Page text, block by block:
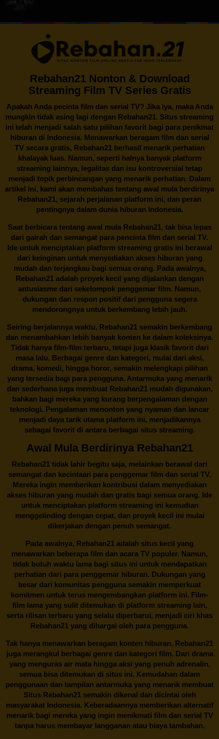
Rebahan21 Nonton & Download
Streaming Film TV Series Gratis
Apakah Anda pecinta film dan serial TV? Jika iya, maka Anda
mungkin tidak asing lagi dengan Rebahan21. Situs streaming
ini telah menjadi salah satu pilihan favorit bagi para penikmat
hiburan di Indonesia. Menawarkan beragam film dan serial
TV secara gratis, Rebahan21berhasil menarik perhatian
khalayak luas. Namun, seperti halnya banyak platform
streaming lainnya, legalitas dan isu kontroversial tetap
menjadi topik perbincangan yang menarik perhatian. Dalam
artikel ini, kami akan membahas tentang awal mula berdirinya
Rebahan21, sejarah perjalanan platform ini, dan peran
pentingnya dalam dunia hiburan Indonesia.
Saat berbicara tentang awal mula Rebahan21, tak bisa lepas
dari gairah dan semangat para pencinta film dan serial TV.
Ide untuk menciptakan platform streaming gratis ini berawal
dari keinginan untuk menyediakan akses hiburan yang
mudah dan terjangkau bagi semua orang. Pada awalnya,
Rebahan21 adalah proyek kecil yang dijalankan dengan
antusiasme dari sekelompok penggemar film. Namun,
dukungan dan respon positif dari pengguna segera
mendorongnya untuk berkembang lebih jauh.
Seiring berjalannya waktu, Rebahan21 semakin berkembang
dan menambahkan lebih banyak konten ke dalam koleksinya.
Tidak hanya film-film terbaru, tetapi juga klasik favorit dari
masa lalu. Berbagai genre dan kategori, mulai dari aksi,
drama, komedi, hingga horor, semakin melengkapi pilihan
yang tersedia bagi para pengguna. Antarmuka yang menarik
dan sederhana juga membuatRebahan21mudah digunakan,
bahkan bagi mereka yang kurang berpengalaman dengan
teknologi. Pengalaman menonton yang nyaman dan lancar
menjadi daya tarik utama platform ini, menjadikannya
sebagai favorit di antara berbagai situs streaming.
Awal Mula Berdirinya Rebahan21
Rebahan21 tidak lahir begitu saja, melainkan berawal dari
semangat dan kecintaan para penggemar film dan serial TV.
Mereka ingin memberikan kontribusi dalam menyediakan
akses hiburan yang mudah dan gratis bagi semua orang. Ide
untuk menciptakan platform streaming ini kemudian
menggelinding dengan cepat, dan proyek kecil ini mulai
dikerjakan dengan penuh semangat.
Pada awalnya, Rebahan21 adalah situs kecil yang
menawarkan beberapa film dan acara TV populer. Namun,
tidak butuh waktu lama bagi situs ini untuk mendapatkan
perhatian dari para penggemar hiburan. Dukungan yang
besar dari komunitas pengguna semakin memperkuat
komitmen untuk terus mengembangkan platform ini. Film-
film lama yang sulit ditemukan di platform streaming lain,
serta rilisan terbaru yang selalu diperbarui, menjadi ciri khas
Rebahan21 yang dihargai oleh para pengguna.
Tak hanya menawarkan beragam konten hiburan, Rebahan21
juga merangkul berbagai genre dan kategori film. Dari drama
yang menguras air mata hingga aksi yang penuh adrenalin,
semua bisa ditemukan di situs ini. Kemudahan dalam
penggunaan dan tampilan antarmuka yang menarik membuat
Situs Rebahan21semakin dikenal dan dicintai oleh
masyarakat Indonesia. Keberadaannya memberikan alternatif
menarik bagi mereka yang ingin menikmati film dan serial TV
tanpa harus membayar langganan atau biaya tambahan.